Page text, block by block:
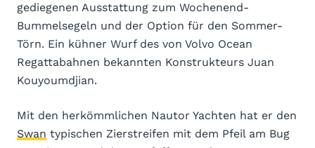
gediegenen Ausstattung zum Wochenend-
Bummelsegeln und der Option für den Sommer-
Törn. Ein kühner Wurf des von Volvo Ocean
Regattabahnen bekannten Konstrukteurs Juan
Kouyoumdjian.
Mit den herkömmlichen Nautor Yachten hat er den
Swan typischen Zierstreifen mit dem Pfeil am Bug